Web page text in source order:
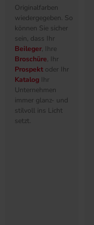
Originalfarben
wiedergegeben. So
können Sie sicher
sein, dass Ihr
Beileger, Ihre
Broschüre, Ihr
Prospekt oder Ihr
Katalog Ihr
Unternehmen
immer glanz- und
stilvoll ins Licht
setzt.